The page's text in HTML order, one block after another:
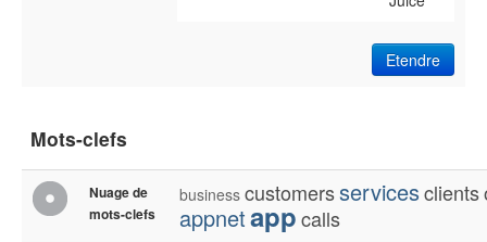
Etendre
Mots-clefs
Nuage de
mots-clefs
business customersservicesclients
appnetappcalls